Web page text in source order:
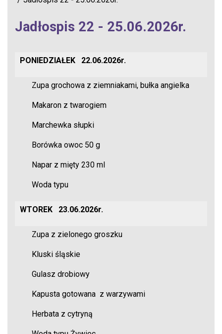
Jadłospis 22 - 25.06.2026r.
PONIEDZIAŁEK 22.06.2026r.
Zupa grochowa z ziemniakami, bułka angielka
Makaron z twarogiem
Marchewka słupki
Borówka owoc 50 g
Napar z mięty 230 ml
Woda typu
WTOREK 23.06.2026r.
Zupa z zielonego groszku
Kluski śląskie
Gulasz drobiowy
Kapusta gotowana z warzywami
Herbata z cytryną